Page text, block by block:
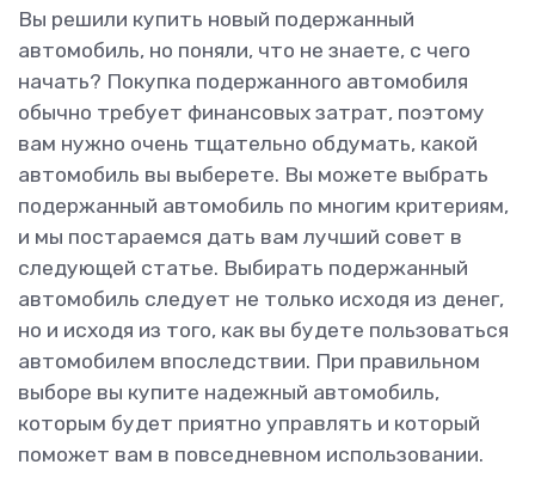
Вы решили купить новый подержанный
автомобиль, но поняли, что не знаете, с чего
начать? Покупка подержанного автомобиля
обычно требует финансовых затрат, поэтому
вам нужно очень тщательно обдумать, какой
автомобиль вы выберете. Вы можете выбрать
подержанный автомобиль по многим критериям,
и мы постараемся дать вам лучший совет в
следующей статье. Выбирать подержанный
автомобиль следует не только исходя из денег,
но и исходя из того, как вы будете пользоваться
автомобилем впоследствии. При правильном
выборе вы купите надежный автомобиль,
которым будет приятно управлять и который
поможет вам в повседневном использовании.